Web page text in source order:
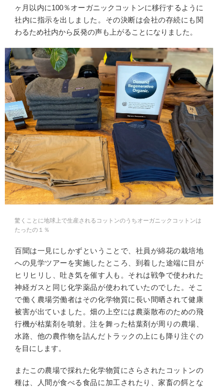
ヶ月以内に100％オーガニックコットンに移行するように
社内に指示を出しました。その決断は会社の存続にも関
わるため社内から反発の声も上がることになりました。
驚くことに地球上で生産されるコットンのうちオーガニックコットンは
たったの１％
百聞は一見にしかずということで、社員が綿花の栽培地
への見学ツアーを実施したところ、到着した途端に目が
ヒリヒリし、吐き気を催す人も。それは戦争で使われた
神経ガスと同じ化学薬品が使われていたのでした。そこ
で働く農場労働者はその化学物質に長い間晒されて健康
被害が出ていました。畑の上空には農薬散布のための飛
行機が枯葉剤を噴射。注を舞った枯葉剤が周りの農場、
水路、他の農作物を詰んだトラックの上にも降り注ぐの
を目にします。
またこの農場で採れた化学物質にさらされたコットンの
種は、人間が食べる食品に加工されたり、家畜の餌とな